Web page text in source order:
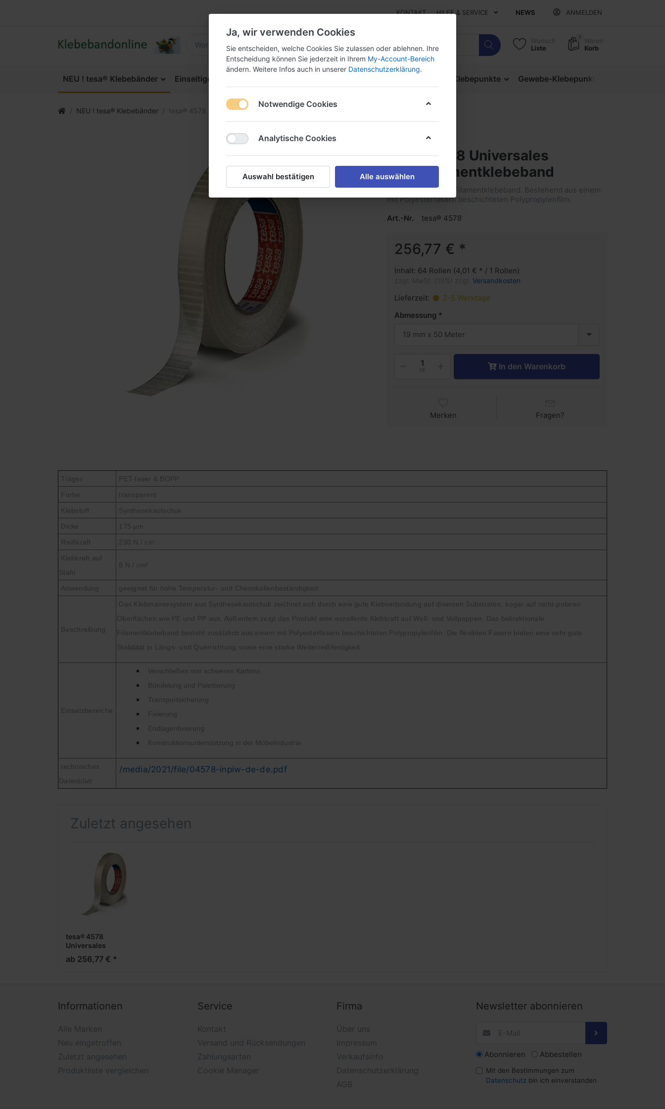
KONTAKT HILFE & SERVICE NEWS ANMELDEN
Wunsch
Liste
1
Waren
Korb
NEU ! tesa® Klebebänder Einseitige Klebebänder Doppelseitige Klebepunkte Gewebe-Klebepunkte
NEU ! tesa® Klebebänder tesa® 4578 Universales Kreuzfilamentklebeband
tesa® 4578 Universales
Kreuzfilamentklebeband
Ein bidirektionales Filamentklebeband. Bestehend aus einem
mit Polyesterfasern beschichteten Polypropylenfilm.
Art.-Nr.
tesa® 4578
256,77 € *
Inhalt: 64 Rollen (4,01 € * / 1 Rollen)
Versandkosten
Lieferzeit:
2-5 Werktage
Abmessung
19 mm x 50 Meter
VE In den Warenkorb
Merken Fragen?
Träger
PET-faser & BOPP
Farbe
transparent
Klebstoff
Synthesekautschuk
Dicke
175 µm
Reißkraft
230 N / cm
Klebkraft auf
Stahl
8 N / cm²
Anwendung geeignet für hohe Temperatur- und Chemikalienbeständigkeit
Beschreibung
Das Klebmassesystem aus Synthesekautschuk zeichnet sich durch eine gute Klebverbindung auf diversen Substraten, sogar auf nicht-polaren
Oberflächen wie PE und PP aus. Außerdem zeigt das Produkt eine exzellente Klebkraft auf Well- und Vollpappen. Das bidirektionale
Filamentklebeband besteht zusätzlich aus einem mit Polyesterfasern beschichteten Polypropylenfilm. Die flexiblen Fasern bieten eine sehr gute
Stabilität in Längs- und Querrichtung sowie eine starke Weiterreißfestigkeit.
Einsatzbereiche
Verschließen von schweren Kartons
Bündelung und Palettierung
Transportsicherung
Fixierung
Endlagenfixierung
Konstruktionsunterstützung in der Möbelindustrie
technisches
Datenblatt
/media/2021/file/04578-inpiw-de-de.pdf
Zuletzt angesehen
tesa® 4578
Universales
ab 256,77 € *
Informationen
Alle Marken
Neu eingetroffen
Zuletzt angesehen
Produktliste vergleichen
Service
Kontakt
Versand und Rücksendungen
Zahlungsarten
Cookie Manager
Firma
Über uns
Impressum
Verkaufsinfo
Datenschutzerklärung
AGB
Newsletter abonnieren
Abonnieren Abbestellen
Mit den Bestimmungen zum
Datenschutz bin ich einverstanden
Ja, wir verwenden Cookies
Sie entscheiden, welche Cookies Sie zulassen oder ablehnen. Ihre
Entscheidung können Sie jederzeit in Ihrem My-Account-Bereich
ändern. Weitere Infos auch in unserer Datenschutzerklärung.
Notwendige Cookies
Analytische Cookies
Auswahl bestätigen Alle auswählen